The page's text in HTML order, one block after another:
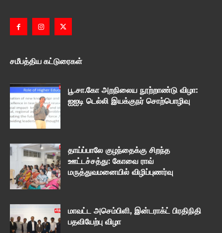
சமீபத்திய கட்டுரைகள்
பூ.சா.கோ அறநிலைய நூற்றாண்டு விழா:
ஐஐடி டெல்லி இயக்குநர் சொற்பொழிவு
தாய்ப்பாலே குழந்தைக்கு சிறந்த
ஊட்டச்சத்து: கோவை ராவ்
மருத்துவமனையில் விழிப்புணர்வு
மாவட்ட அசெம்பிளி, இன்டராக்ட் பிரதிநிதி
பதவியேற்பு விழா